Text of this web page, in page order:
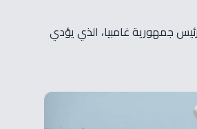
الرئيس آداما بارو، رئيس جمهورية غامبيا، الذي يؤدي